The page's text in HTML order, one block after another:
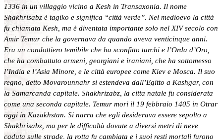
1336 in un villaggio vicino a Kesh in Transaxonia. Il nome
Shakhrisabz è tagiko e significa “città verde”. Nel medioevo la città
fu chiamata Kesh, ma è diventata importante solo nel XIV secolo con
Amir Temur che la governava da quando aveva venticinque anni.
Era un condottiero temibile che ha sconfitto turchi e l’Orda d’Oro,
che ha combattuto armeni, georgiani e iraniani, che ha sottomesso
l’India e l’Asia Minore, e le città europee come Kiev e Mosca. Il suo
regno, detto Movarounnahr si estendeva dall’Egitto a Kashgar, con
la Samarcanda capitale. Shakhrizabz, la citta natale fu considerata
come una seconda capitale. Temur mori il 19 febbraio 1405 in Otrar
oggi in Kazakhstan. Si narra che egli desiderava essere sepolto a
Shakhrisabz, ma per le difficoltà dovute a diversi metri di neve
caduta sulle strade, la rotta fu cambiata e i suoi resti mortali furono